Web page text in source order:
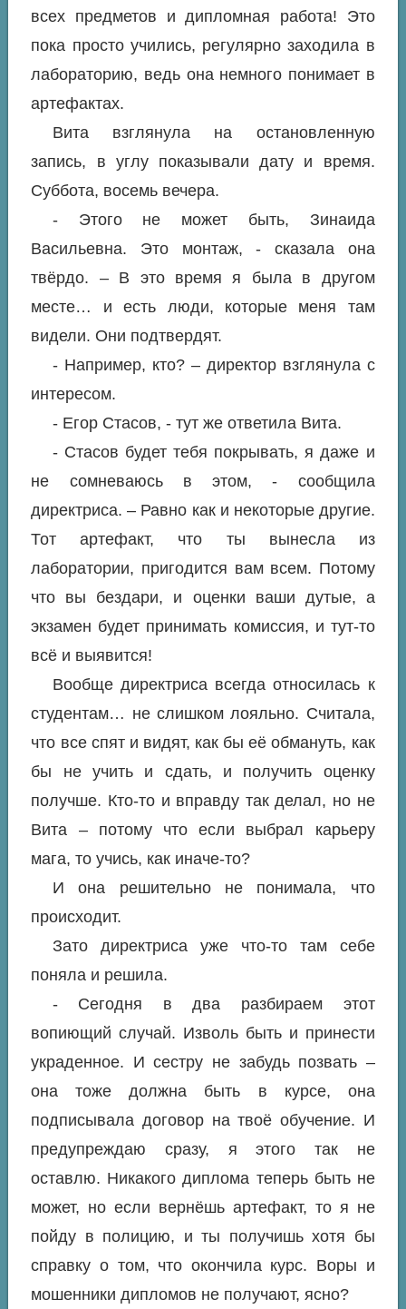
всех предметов и дипломная работа! Это
пока просто учились, регулярно заходила в
лабораторию, ведь она немного понимает в
артефактах.
Вита взглянула на остановленную
запись, в углу показывали дату и время.
Суббота, восемь вечера.
- Этого не может быть, Зинаида
Васильевна. Это монтаж, - сказала она
твёрдо. – В это время я была в другом
месте… и есть люди, которые меня там
видели. Они подтвердят.
- Например, кто? – директор взглянула с
интересом.
- Егор Стасов, - тут же ответила Вита.
- Стасов будет тебя покрывать, я даже и
не сомневаюсь в этом, - сообщила
директриса. – Равно как и некоторые другие.
Тот артефакт, что ты вынесла из
лаборатории, пригодится вам всем. Потому
что вы бездари, и оценки ваши дутые, а
экзамен будет принимать комиссия, и тут-то
всё и выявится!
Вообще директриса всегда относилась к
студентам… не слишком лояльно. Считала,
что все спят и видят, как бы её обмануть, как
бы не учить и сдать, и получить оценку
получше. Кто-то и вправду так делал, но не
Вита – потому что если выбрал карьеру
мага, то учись, как иначе-то?
И она решительно не понимала, что
происходит.
Зато директриса уже что-то там себе
поняла и решила.
- Сегодня в два разбираем этот
вопиющий случай. Изволь быть и принести
украденное. И сестру не забудь позвать –
она тоже должна быть в курсе, она
подписывала договор на твоё обучение. И
предупреждаю сразу, я этого так не
оставлю. Никакого диплома теперь быть не
может, но если вернёшь артефакт, то я не
пойду в полицию, и ты получишь хотя бы
справку о том, что окончила курс. Воры и
мошенники дипломов не получают, ясно?